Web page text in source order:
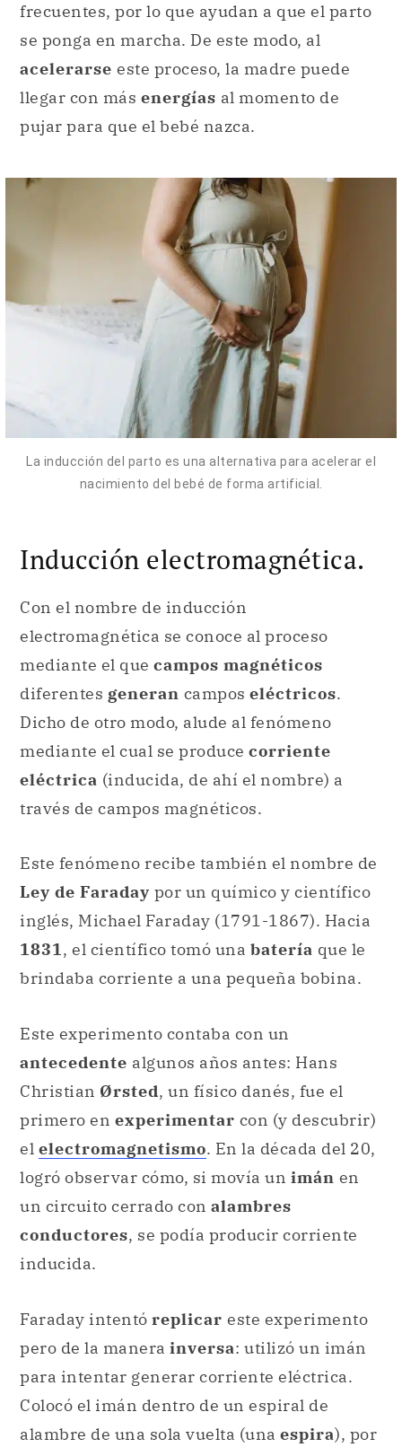
frecuentes, por lo que ayudan a que el parto
se ponga en marcha. De este modo, al
acelerarse este proceso, la madre puede
llegar con más energías al momento de
pujar para que el bebé nazca.
La inducción del parto es una alternativa para acelerar el
nacimiento del bebé de forma artificial.
Inducción electromagnética.
Con el nombre de inducción
electromagnética se conoce al proceso
mediante el que campos magnéticos
diferentes generan campos eléctricos.
Dicho de otro modo, alude al fenómeno
mediante el cual se produce corriente
eléctrica (inducida, de ahí el nombre) a
través de campos magnéticos.
Este fenómeno recibe también el nombre de
Ley de Faraday por un químico y científico
inglés, Michael Faraday (1791-1867). Hacia
1831, el científico tomó una batería que le
brindaba corriente a una pequeña bobina.
Este experimento contaba con un
antecedente algunos años antes: Hans
Christian Ørsted, un físico danés, fue el
primero en experimentar con (y descubrir)
el electromagnetismo. En la década del 20,
logró observar cómo, si movía un imán en
un circuito cerrado con alambres
conductores, se podía producir corriente
inducida.
Faraday intentó replicar este experimento
pero de la manera inversa: utilizó un imán
para intentar generar corriente eléctrica.
Colocó el imán dentro de un espiral de
alambre de una sola vuelta (una espira), por